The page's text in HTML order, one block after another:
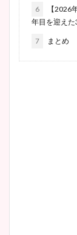
6
【2026
年目を迎え
7 まとめ